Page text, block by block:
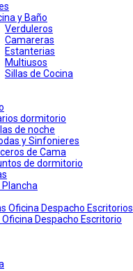
y Baño
Verduleros
Camareras
Estanterias
Multiusos
Sillas de Cocina
dormitorio
de noche
y Sinfonieres
de Cama
de dormitorio
Plancha
Oficina Despacho Escritorios
Oficina Despacho Escritorio